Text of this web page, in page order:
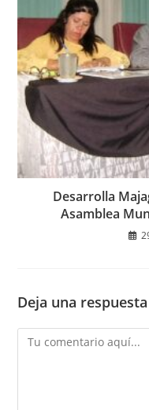
Desarrolla
Asamblea
Deja una respuesta
Comentario